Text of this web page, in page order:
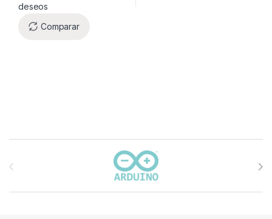
deseos
Comparar
Carrusel de marcas